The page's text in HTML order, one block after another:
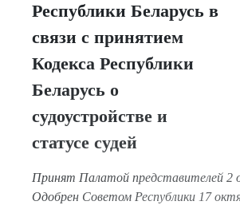
Республики Беларусь в
связи с принятием
Кодекса Республики
Беларусь о
судоустройстве и
статусе судей
Принят Палатой представителей 2
Одобрен Советом Республики 17